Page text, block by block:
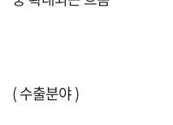
(수출분야)